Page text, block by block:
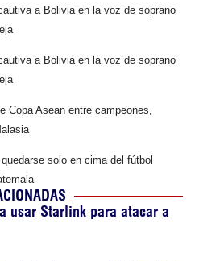
a Bolivia en la voz de soprano
a Bolivia en la voz de soprano
Copa Asean entre campeones,
solo en cima del fútbol
usar Starlink para atacar a